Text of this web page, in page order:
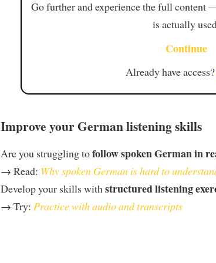
Go further and experience the full content
is actually
Continue
Already have access?
Improve your German listening skills
Are you struggling tofollow spoken German in
→ Read: Why spoken German is hard to
Develop your skills with structured listening
→ Try: Practice with audio and transcripts